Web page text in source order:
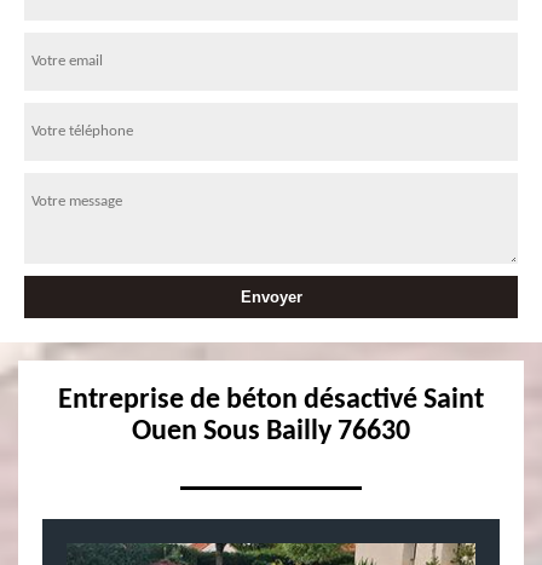
Entreprise de béton désactivé Saint
Ouen Sous Bailly 76630